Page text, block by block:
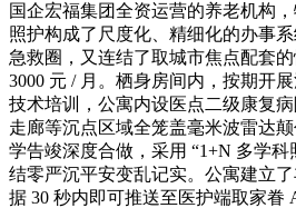
国企宏福集团全资运营的养老机构
照护构成了尺度化、精细化的办事
急救圈，又连结了取城市焦点配套
3000 元 / 月。栖身房间内，按期开
技术培训，公寓内设医点二级康复病
走廊等沉点区域全笼盖毫米波雷达
学告竣深度合做，采用 “1+N 多学
结零严沉平安变乱记实。公寓建立
据 30 秒内即可推送至医护端取家眷